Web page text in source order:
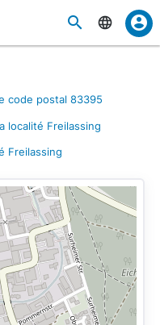
code postal 83395
localité Freilassing
Freilassing